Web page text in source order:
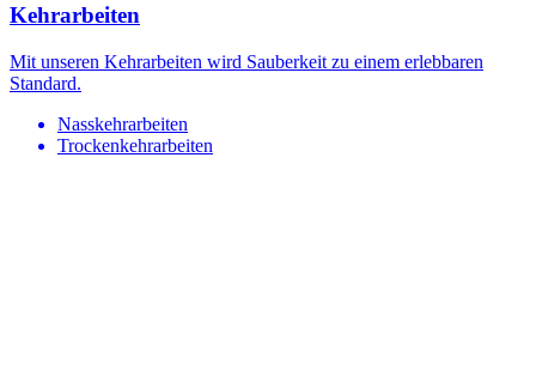
Kehrarbeiten
Mit unseren Kehrarbeiten wird Sauberkeit zu einem erlebbaren
Standard.
Nasskehrarbeiten
Trockenkehrarbeiten